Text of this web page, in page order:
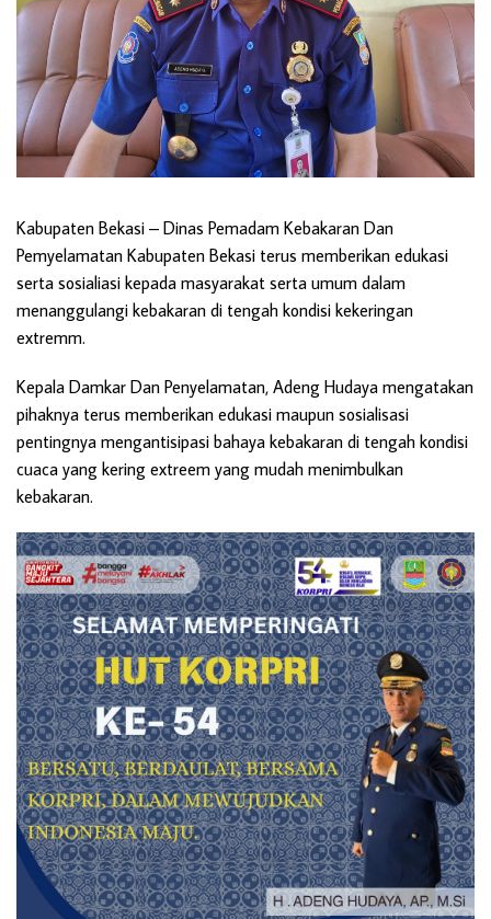
Kabupaten Bekasi – Dinas Pemadam Kebakaran Dan
Pemyelamatan Kabupaten Bekasi terus memberikan edukasi
serta sosialiasi kepada masyarakat serta umum dalam
menanggulangi kebakaran di tengah kondisi kekeringan
extremm.
Kepala Damkar Dan Penyelamatan, Adeng Hudaya mengatakan
pihaknya terus memberikan edukasi maupun sosialisasi
pentingnya mengantisipasi bahaya kebakaran di tengah kondisi
cuaca yang kering extreem yang mudah menimbulkan
kebakaran.